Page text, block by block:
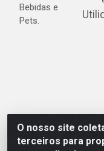
O nosso site
terceiros para
Bebidas e
Pets.
Cardeal
do Moura -